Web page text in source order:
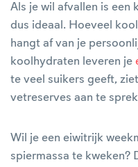
Als je wil afvallen is
dus ideaal. Hoeveel
hangt af van je
koolhydraten leveren je
te veel suikers geeft,
vetreserves aan te
Wil je een eiwitrijk
spiermassa te kweken?